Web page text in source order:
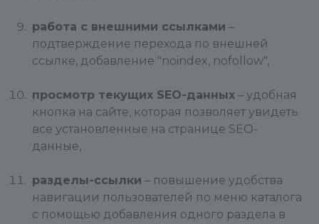
работа с внешними ссылками –
подтверждение перехода по внешней
ссылке, добавление "noindex, nofollow",
просмотр текущих SEO-данных – удобная
кнопка на сайте, которая позволяет увидеть
все установленные на странице SEO-
данные,
разделы-ссылки – повышение удобства
навигации пользователей по меню каталога
с помощью добавления одного раздела в